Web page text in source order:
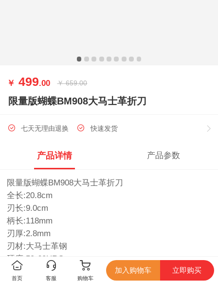
￥ 499.00 ￥ 659.00
限量版蝴蝶BM908大马士革折刀
七天无理由退换 快速发货
产品详情 产品参数
限量版蝴蝶BM908大马士革折刀
全长:20.8cm
刃长:9.0cm
柄长:118mm
刃厚:2.8mm
刃材:大马士革钢
硬度:59-60HRC
柄材:碳纤维+410不锈钢内衬
首页 客服 购物车
加入购物车 立即购买